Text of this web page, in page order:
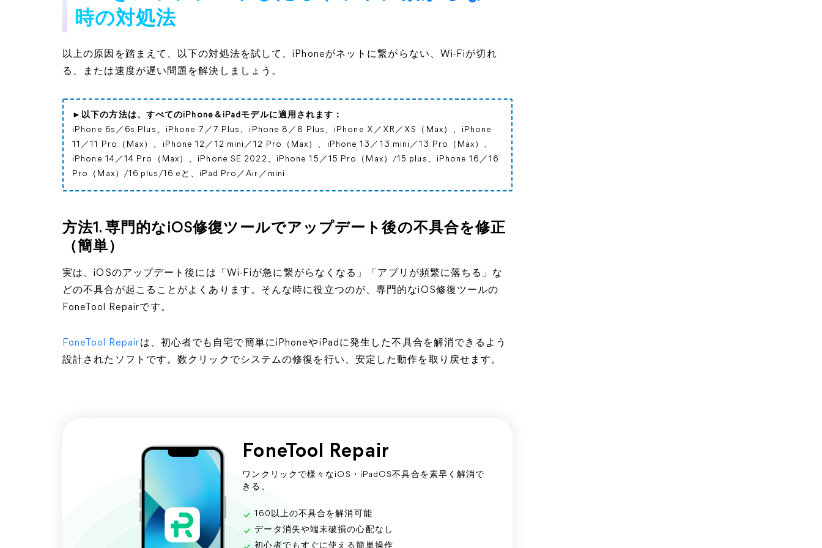
時の対処法
以上の原因を踏まえて、以下の対処法を試して、iPhoneがネットに繋がらない、Wi-Fiが切れ
る、または速度が遅い問題を解決しましょう。
►以下の方法は、すべてのiPhone＆iPadモデルに適用されます：
iPhone 6s／6s Plus、iPhone 7／7 Plus、iPhone 8／8 Plus、iPhone X／XR／XS（Max）、iPhone
11／11 Pro（Max）、iPhone 12／12 mini／12 Pro（Max）、iPhone 13／13 mini／13 Pro（Max）、
iPhone 14／14 Pro（Max）、iPhone SE 2022、iPhone 15／15 Pro（Max）/15 plus、iPhone 16／16
Pro（Max）/16 plus/16 eと、iPad Pro／Air／mini
方法1. 専門的なiOS修復ツールでアップデート後の不具合を修正
（簡単）
実は、iOSのアップデート後には「Wi-Fiが急に繋がらなくなる」「アプリが頻繁に落ちる」な
どの不具合が起こることがよくあります。そんな時に役立つのが、専門的なiOS修復ツールの
FoneTool Repairです。
FoneTool Repairは、初心者でも自宅で簡単にiPhoneやiPadに発生した不具合を解消できるよう
設計されたソフトです。数クリックでシステムの修復を行い、安定した動作を取り戻せます。
FoneTool Repair
ワンクリックで様々なiOS・iPadOS不具合を素早く解消で
きる。
160以上の不具合を解消可能
データ消失や端末破損の心配なし
初心者でもすぐに使える簡単操作